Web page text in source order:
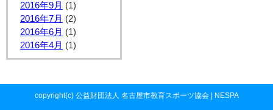
2016年9月 (1)
2016年7月 (2)
2016年6月 (1)
2016年4月 (1)
copyright(c) 公益財団法人 名古屋市教育スポーツ協会 | NESPA